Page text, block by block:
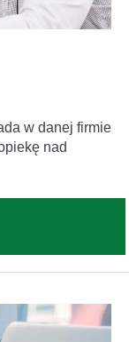
w danej firmie
nad